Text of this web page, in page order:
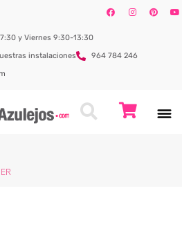
y Viernes 9:30-13:30
instalaciones
964 784 246